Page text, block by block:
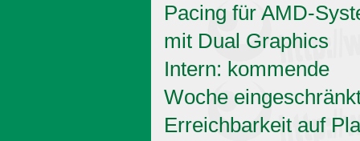
Pacing für AMD-
mit Dual Graphics
Intern: kommende
Woche
Erreichbarkeit auf